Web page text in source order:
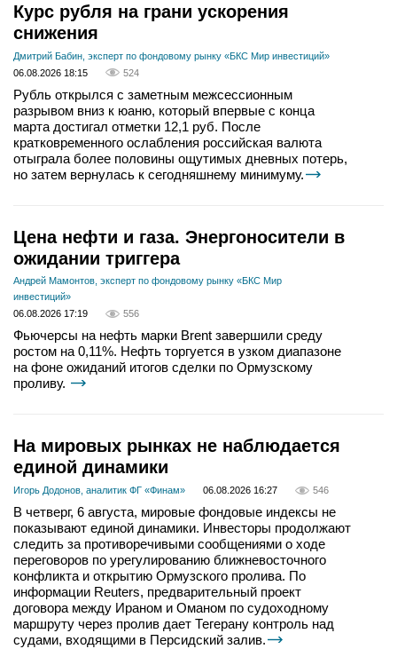
Курс рубля на грани ускорения
снижения
Дмитрий Бабин, эксперт по фондовому рынку «БКС Мир инвестиций»
06.08.2026 18:15
524
Рубль открылся с заметным межсессионным
разрывом вниз к юаню, который впервые с конца
марта достигал отметки 12,1 руб. После
кратковременного ослабления российская валюта
отыграла более половины ощутимых дневных потерь,
но затем вернулась к сегодняшнему минимуму.
Цена нефти и газа. Энергоносители в
ожидании триггера
Андрей Мамонтов, эксперт по фондовому рынку «БКС Мир
инвестиций»
06.08.2026 17:19
556
Фьючерсы на нефть марки Brent завершили среду
ростом на 0,11%. Нефть торгуется в узком диапазоне
на фоне ожиданий итогов сделки по Ормузскому
проливу.
На мировых рынках не наблюдается
единой динамики
Игорь Додонов, аналитик ФГ «Финам» 06.08.2026 16:27 546
В четверг, 6 августа, мировые фондовые индексы не
показывают единой динамики. Инвесторы продолжают
следить за противоречивыми сообщениями о ходе
переговоров по урегулированию ближневосточного
конфликта и открытию Ормузского пролива. По
информации Reuters, предварительный проект
договора между Ираном и Оманом по судоходному
маршруту через пролив дает Тегерану контроль над
судами, входящими в Персидский залив.